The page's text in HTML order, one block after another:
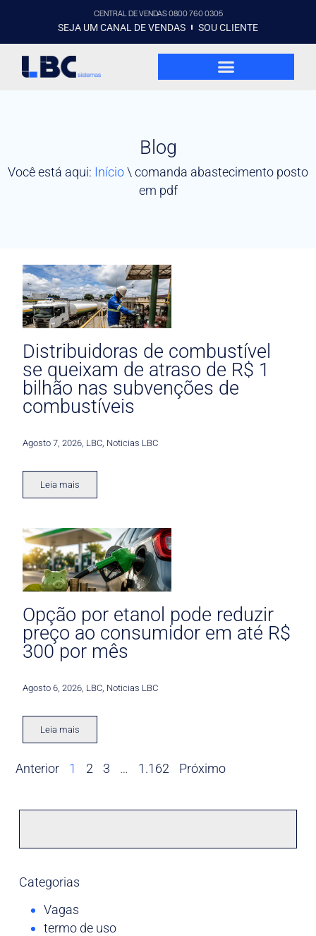
CENTRAL DE VENDAS 0800 760 0305
SEJA UM CANAL DE VENDAS SOU CLIENTE
Blog
Você está aqui: Início\ comanda abastecimento posto
em pdf
Distribuidoras de combustível
se queixam de atraso de R$ 1
bilhão nas subvenções de
combustíveis
Agosto 7, 2026 LBC Noticias LBC
Leia mais
Opção por etanol pode reduzir
preço ao consumidor em até R$
300 por mês
Agosto 6, 2026 LBC Noticias LBC
Leia mais
Anterior 1 2 3 … 1.162 Próximo
Categorias
Vagas
termo de uso